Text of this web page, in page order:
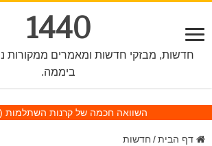
1440
ביממה.
השוואה חכמה של קרנות השתלמות
דף הבית / חדשות